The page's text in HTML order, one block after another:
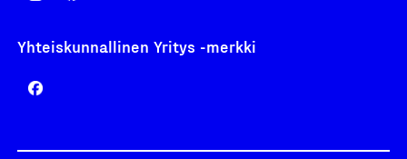
Yhteiskunnallinen Yritys -merkki